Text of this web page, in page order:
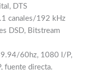
DTS
canales/192 kHz
DSD, Bitstream
60hz, 1080 I/P,
fuente directa.